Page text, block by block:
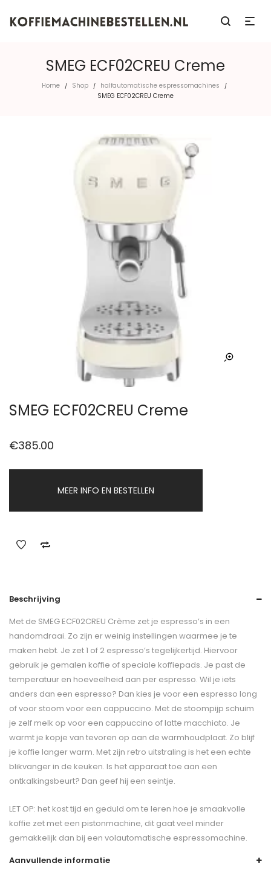
SMEG ECF02CREU Creme
Home / Shop / halfautomatische espressomachines /
SMEG ECF02CREU Creme
SMEG ECF02CREU Creme
€385.00
MEER INFO EN BESTELLEN
Beschrijving
Met de SMEG ECF02CREU Crème zet je espresso’s in een
handomdraai. Zo zijn er weinig instellingen waarmee je te
maken hebt. Je zet 1 of 2 espresso’s tegelijkertijd. Hiervoor
gebruik je gemalen koffie of speciale koffiepads. Je past de
temperatuur en hoeveelheid aan per espresso. Wil je iets
anders dan een espresso? Dan kies je voor een espresso long
of voor stoom voor een cappuccino. Met de stoompijp schuim
je zelf melk op voor een cappuccino of latte macchiato. Je
warmt je kopje van tevoren op aan de warmhoudplaat. Zo blijf
je koffie langer warm. Met zijn retro uitstraling is het een echte
blikvanger in de keuken. Is het apparaat toe aan een
ontkalkingsbeurt? Dan geef hij een seintje.
LET OP: het kost tijd en geduld om te leren hoe je smaakvolle
koffie zet met een pistonmachine, dit gaat veel minder
gemakkelijk dan bij een volautomatische espressomachine.
Aanvullende informatie